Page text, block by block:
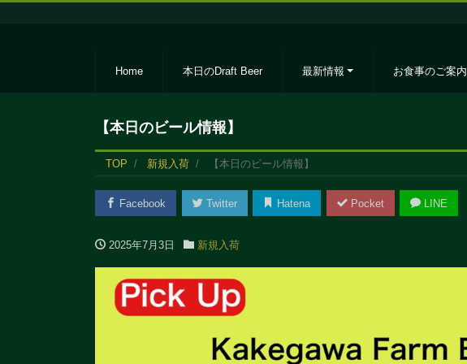
Home 本日のDraft Beer 最新情報 お食事のご案内
【本日のビール情報】
TOP 新規入荷 【本日のビール情報】
Facebook Twitter Hatena Pocket LINE
2025年7月3日 新規入荷